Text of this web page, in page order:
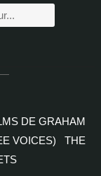
DE GRAHAM
VOICES)
THE